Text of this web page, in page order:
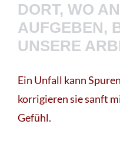
DORT, WO
AUFGEBEN,
UNSERE
Ein Unfall kann
korrigieren sie sanft
Gefühl.